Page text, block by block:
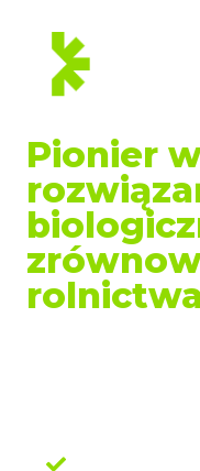
Pionier